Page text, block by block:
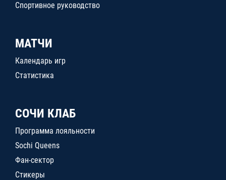
Спортивное руководство
МАТЧИ
Календарь игр
Статистика
СОЧИ КЛАБ
Программа лояльности
Sochi Queens
Фан-сектор
Стикеры